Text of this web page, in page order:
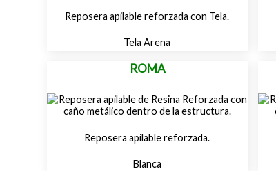
Reposera apilable reforzada con Tela.
Tela Arena
ROMA
Reposera apilable reforzada.
Blanca